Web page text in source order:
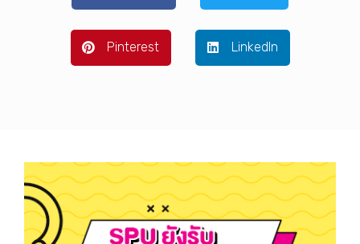
Pinterest LinkedIn